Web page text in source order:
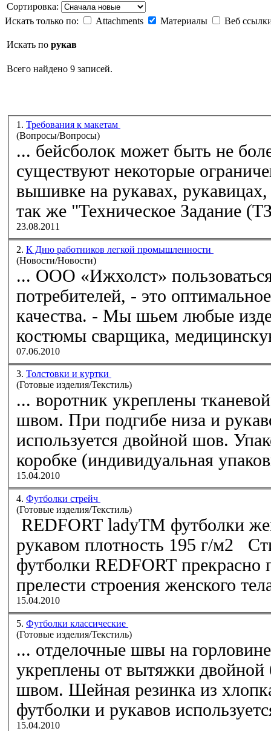
Сортировка:
Искать только по:
Attachments Материалы Веб
Искать по рукав
Всего найдено 9 записей.
1. Требования к макетам
(Вопросы/Вопросы)
... бейсболок может быть не
существуют некоторые
вышивке на рукавах, рукавицах,
так же "Техническое Задание
23.08.2011
2. К Дню работников легкой промышленности
(Новости/Новости)
... ООО «Ижхолст»
потребителей, - это
качества. - Мы шьем любые изделия: рабочие костюмы,
костюмы сварщика,
07.06.2010
3. Толстовки и куртки
(Готовые изделия/Текстиль)
... воротник укреплены
швом. При подгибе низа и рукав
используется двойной шов. Упаковка: 50 рубашек-поло в
коробке (индивидуальная
15.04.2010
4. Футболки стрейч
(Готовые изделия/Текстиль)
REDFORT ladyTM
рукавом плотность 195 г/м2 Стильные женские
футболки REDFORT прекрасно
прелести строения женского
15.04.2010
5. Футболки классические
(Готовые изделия/Текстиль)
... отделочные швы на
укреплены от вытяжки двойной
швом. Шейная резинка из
футболки и рукавов
15.04.2010